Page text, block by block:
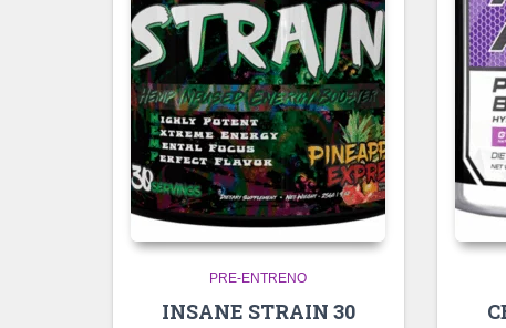
PRE-ENTRENO
INSANE STRAIN 30